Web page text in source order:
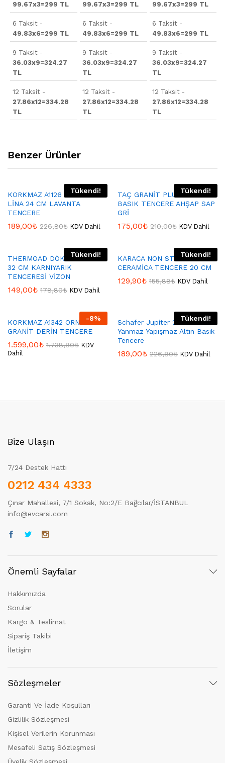
99.67x3=299 TL
6 Taksit -
49.83x6=299 TL
9 Taksit -
36.03x9=324.27
TL
12 Taksit -
27.86x12=334.28
TL
99.67x3=299 TL
6 Taksit -
49.83x6=299 TL
9 Taksit -
36.03x9=324.27
TL
12 Taksit -
27.86x12=334.28
TL
99.67x3=299 TL
6 Taksit -
49.83x6=299 TL
9 Taksit -
36.03x9=324.27
TL
12 Taksit -
27.86x12=334.28
TL
Benzer Ürünler
Tükendi!
KORKMAZ A1126 KORKMAZ
LİNA 24 CM LAVANTA
TENCERE
189,00₺ 226,80₺ KDV Dahil
Tükendi!
TAÇ GRANİT PLUS 26 CM
BASIK TENCERE AHŞAP SAP
GRİ
175,00₺ 210,00₺ KDV Dahil
Tükendi!
THERMOAD DÖKÜM GRANİT
32 CM KARNIYARIK
TENCERESİ VİZON
149,00₺ 178,80₺ KDV Dahil
Tükendi!
KARACA NON STİCK
CERAMİCA TENCERE 20 CM
129,90₺ 155,88₺ KDV Dahil
-8%
KORKMAZ A1342 ORNELLA
GRANİT DERİN TENCERE
1.599,00₺ 1.738,80₺ KDV
Dahil
Tükendi!
Schafer Jupiter 26 Cm
Yanmaz Yapışmaz Altın Basık
Tencere
189,00₺ 226,80₺ KDV Dahil
Bize Ulaşın
7/24 Destek Hattı
0212 434 4333
Çınar Mahallesi, 7/1 Sokak, No:2/E Bağcılar/İSTANBUL
info@evcarsi.com
Önemli Sayfalar
Hakkımızda
Sorular
Kargo & Teslimat
Sipariş Takibi
İletişim
Sözleşmeler
Garanti Ve İade Koşulları
Gizlilik Sözleşmesi
Kişisel Verilerin Korunması
Mesafeli Satış Sözleşmesi